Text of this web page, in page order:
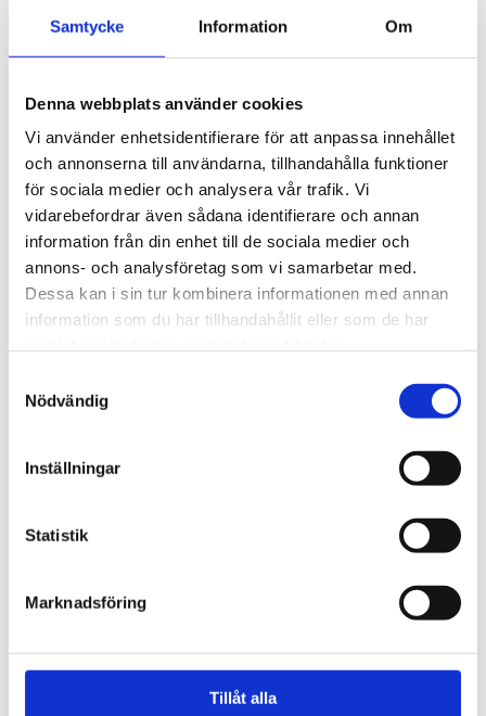
Samtycke Information Om
Denna webbplats använder cookies
Vi använder enhetsidentifierare för att anpassa innehållet
och annonserna till användarna, tillhandahålla funktioner
för sociala medier och analysera vår trafik. Vi
vidarebefordrar även sådana identifierare och annan
information från din enhet till de sociala medier och
annons- och analysföretag som vi samarbetar med.
Dessa kan i sin tur kombinera informationen med annan
information som du har tillhandahållit eller som de har
Nödvändig
Inställningar
Statistik
Marknadsföring
Tillåt alla
I detta rum på 11kvm finns två enkelsängar
(kontinental), bord & stolar samt klädhängare. Utsikt